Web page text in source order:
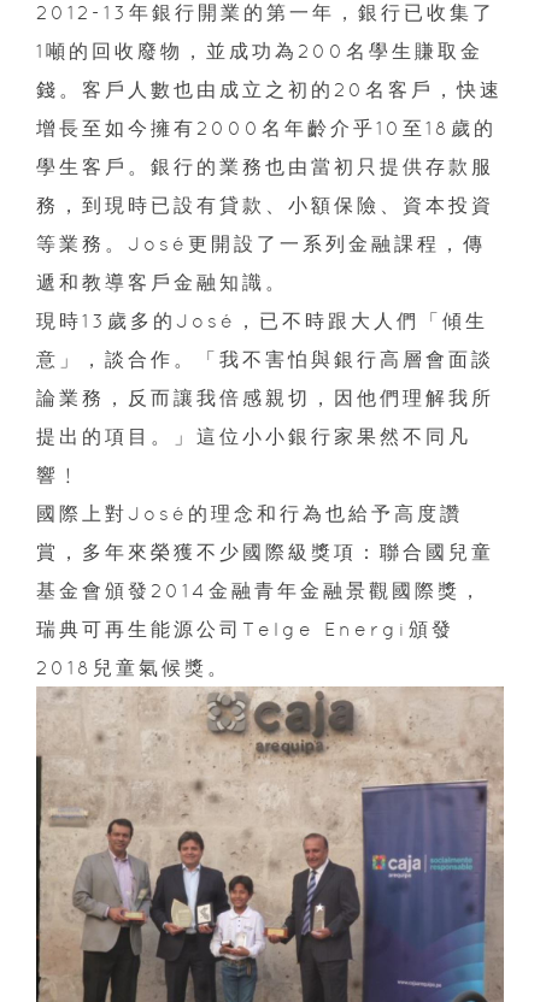
2012-13年銀行開業的第一年，銀行已收集了
1噸的回收廢物，並成功為200名學生賺取金
錢。客戶人數也由成立之初的20名客戶，快速
增長至如今擁有2000名年齡介乎10至18歲的
學生客戶。銀行的業務也由當初只提供存款服
務，到現時已設有貸款、小額保險、資本投資
等業務。José更開設了一系列金融課程，傳
遞和教導客戶金融知識。
現時13歲多的José，已不時跟大人們「傾生
意」，談合作。「我不害怕與銀行高層會面談
論業務，反而讓我倍感親切，因他們理解我所
提出的項目。」這位小小銀行家果然不同凡
響﹗
國際上對José的理念和行為也給予高度讚
賞，多年來榮獲不少國際級獎項：聯合國兒童
基金會頒發2014金融青年金融景觀國際獎，
瑞典可再生能源公司Telge Energi頒發
2018兒童氣候獎。